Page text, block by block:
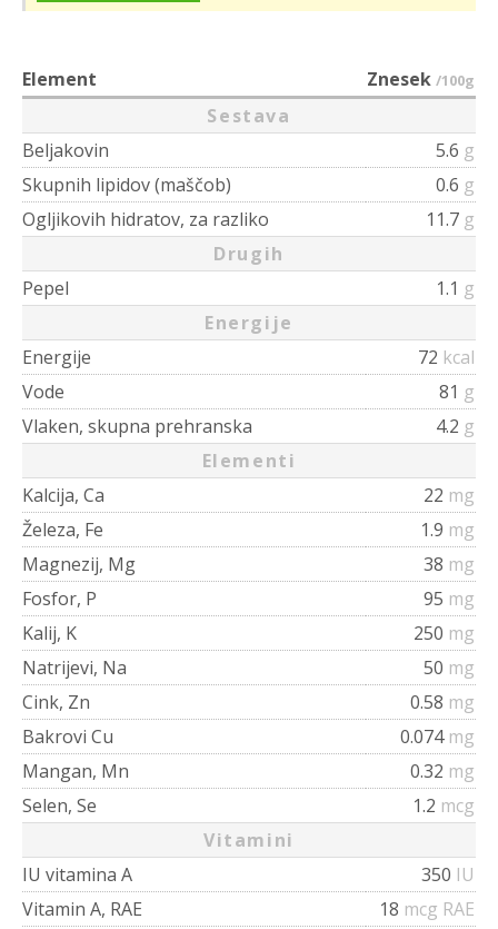
Element Znesek /100g
Sestava
Beljakovin
5.6 g
Skupnih lipidov (maščob)
0.6 g
Ogljikovih hidratov, za razliko
11.7 g
Drugih
Pepel
1.1 g
Energije
Energije
72 kcal
Vode
81 g
Vlaken, skupna prehranska
4.2 g
Elementi
Kalcija, Ca
22 mg
Železa, Fe
1.9 mg
Magnezij, Mg
38 mg
Fosfor, P
95 mg
Kalij, K
250 mg
Natrijevi, Na
50 mg
Cink, Zn
0.58 mg
Bakrovi Cu
0.074 mg
Mangan, Mn
0.32 mg
Selen, Se
1.2 mcg
Vitamini
IU vitamina A
350 IU
Vitamin A, RAE
18 mcg RAE